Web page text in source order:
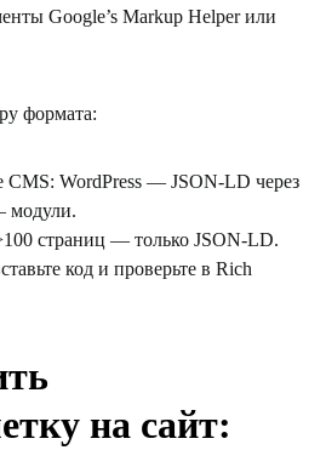
Google’s Markup Helper или
формата:
CMS: WordPress — JSON-LD через
модули.
страниц — только JSON-LD.
код и проверьте в Rich
на сайт: